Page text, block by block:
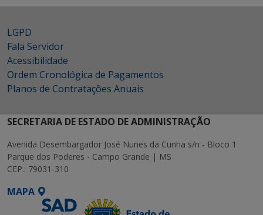
LGPD
Fala Servidor
Acessibilidade
Ordem Cronológica de Pagamentos
Planos de Contratações Anuais
SECRETARIA DE ESTADO DE ADMINISTRAÇÃO
Avenida Desembargador José Nunes da Cunha s/n - Bloco 1
Parque dos Poderes - Campo Grande | MS
CEP.: 79031-310
MAPA